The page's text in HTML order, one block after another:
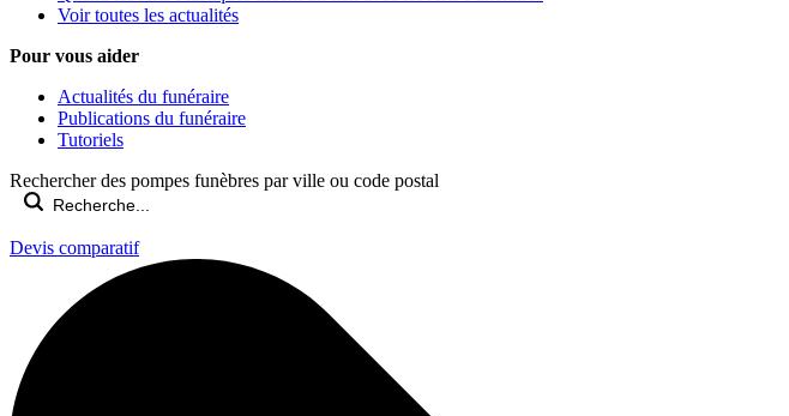
Voir toutes les actualités
Pour vous aider
Actualités du funéraire
Publications du funéraire
Tutoriels
Rechercher des pompes funèbres par ville ou code postal
Devis comparatif